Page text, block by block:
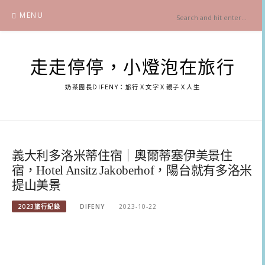
content
MENU
走走停停，小燈泡在旅行
奶茶團長DIFENY：旅行Ｘ文字Ｘ親子Ｘ人生
義大利多洛米蒂住宿｜奧爾蒂塞伊美景住
宿，Hotel Ansitz Jakoberhof，陽台就有多洛米
提山美景
2023旅行紀錄 DIFENY 2023-10-22